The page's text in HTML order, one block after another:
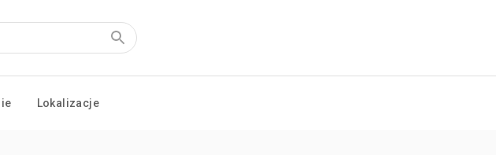
Lokalizacje